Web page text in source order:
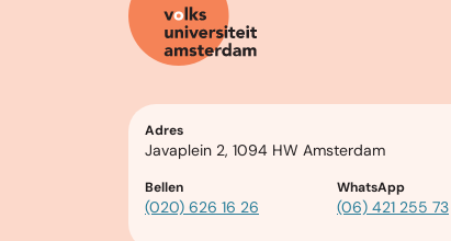
Adres
Javaplein 2, 1094 HW Amsterdam
Bellen
(020) 626 16 26
WhatsApp
(06) 421 255 73